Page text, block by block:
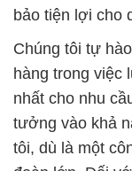
bảo tiện lợi cho
Chúng tôi tự
hàng trong việc
nhất cho nhu
tưởng vào khả
tôi, dù là một